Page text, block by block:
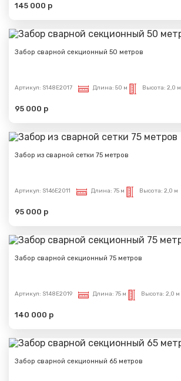
145 000 р
Забор сварной секционный 50 метров
Артикул: S148E2017 Длина: 50 м Высота: 2,0 м
95 000 р
Забор из сварной сетки 75 метров
Артикул: S146E2011 Длина: 75 м Высота: 2,0 м
95 000 р
Забор сварной секционный 75 метров
Артикул: S148E2019 Длина: 75 м Высота: 2,0 м
140 000 р
Забор сварной секционный 65 метров